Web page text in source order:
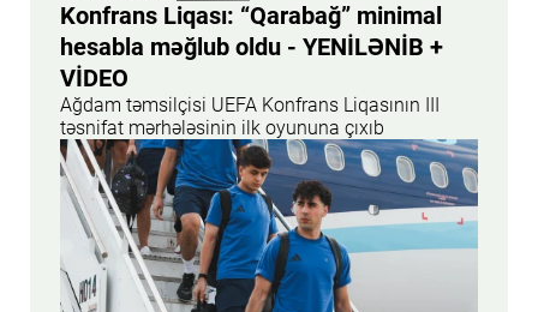
Konfrans Liqası: “Qarabağ” minimal
hesabla məğlub oldu - YENİLƏNİB +
VİDEO
Ağdam təmsilçisi UEFA Konfrans Liqasının III
təsnifat mərhələsinin ilk oyununa çıxıb